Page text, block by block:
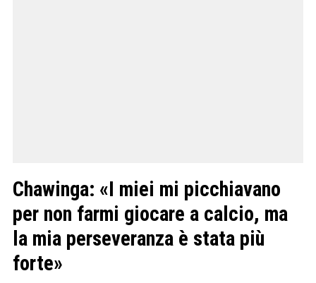
Chawinga: «I miei mi picchiavano
per non farmi giocare a calcio, ma
la mia perseveranza è stata più
forte»